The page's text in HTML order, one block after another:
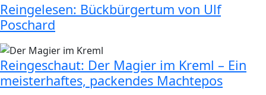
Reingelesen: Bückbürgertum von Ulf
Poschard
Reingeschaut: Der Magier im Kreml – Ein
meisterhaftes, packendes Machtepos